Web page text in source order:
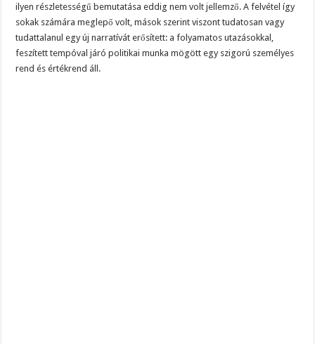
ilyen részletességű bemutatása eddig nem volt jellemző. A felvétel így
sokak számára meglepő volt, mások szerint viszont tudatosan vagy
tudattalanul egy új narratívát erősített: a folyamatos utazásokkal,
feszített tempóval járó politikai munka mögött egy szigorú személyes
rend és értékrend áll.